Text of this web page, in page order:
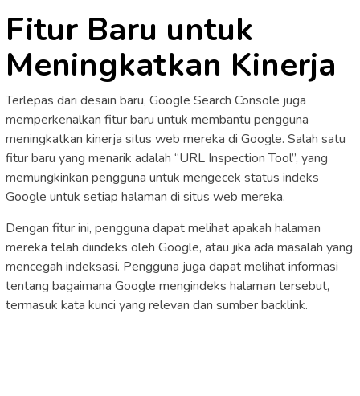
Fitur Baru untuk
Meningkatkan Kinerja
Terlepas dari desain baru, Google Search Console juga
memperkenalkan fitur baru untuk membantu pengguna
meningkatkan kinerja situs web mereka di Google. Salah satu
fitur baru yang menarik adalah “URL Inspection Tool”, yang
memungkinkan pengguna untuk mengecek status indeks
Google untuk setiap halaman di situs web mereka.
Dengan fitur ini, pengguna dapat melihat apakah halaman
mereka telah diindeks oleh Google, atau jika ada masalah yang
mencegah indeksasi. Pengguna juga dapat melihat informasi
tentang bagaimana Google mengindeks halaman tersebut,
termasuk kata kunci yang relevan dan sumber backlink.